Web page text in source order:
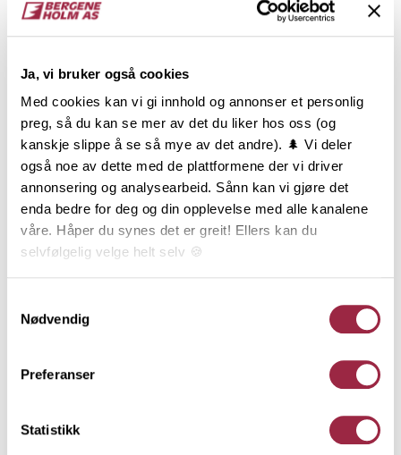
Ja, vi bruker også cookies
Med cookies kan vi gi innhold og annonser et personlig
preg, så du kan se mer av det du liker hos oss (og
kanskje slippe å se så mye av det andre). 🌲 Vi deler
også noe av dette med de plattformene der vi driver
annonsering og analysearbeid. Sånn kan vi gjøre det
enda bedre for deg og din opplevelse med alle kanalene
våre. Håper du synes det er greit! Ellers kan du
selvfølgelig velge helt selv 🍪
Nødvendig
Preferanser
Statistikk
NOBB
56242514
Produktinformasjon
Rektangulær kledning, ofte kalt
tømmermannskledning, har en utbredt tradisjon, og
er den klart vanligste kledningstypen i Norge.
Kledningen benyttes oftest som stående over- og
underligger, men den rette og enkle formen, og de
mangfold av kombinasjonsmuligheter. Den er i sin
enkelhet også anvendelig til mye mer enn kledning:
bygningsdeler utenfor huset som eks. rekkverk og